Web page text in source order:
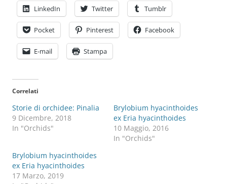
LinkedIn Twitter Tumblr
Pocket Pinterest Facebook
E-mail Stampa
Correlati
Storie di orchidee: Pinalia
9 Dicembre, 2018
In "Orchids"
Brylobium hyacinthoides
ex Eria hyacinthoides
10 Maggio, 2016
In "Orchids"
Brylobium hyacinthoides
ex Eria hyacinthoides
17 Marzo, 2019